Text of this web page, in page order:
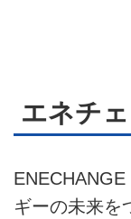
エネチ
ギーの未来を